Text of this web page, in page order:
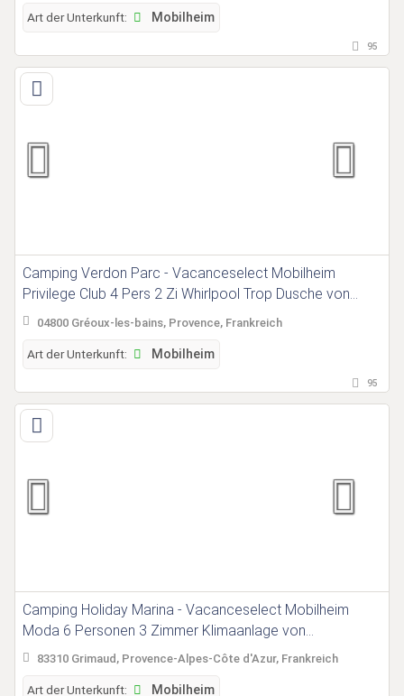
Art der Unterkunft: Mobilheim
95
Camping Verdon Parc - Vacanceselect Mobilheim
Privilege Club 4 Pers 2 Zi Whirlpool Trop Dusche von
Vacanceselect auf Camping Verdon Parc
04800 Gréoux-les-bains, Provence, Frankreich
Art der Unterkunft: Mobilheim
95
Camping Holiday Marina - Vacanceselect Mobilheim
Moda 6 Personen 3 Zimmer Klimaanlage von
Vacanceselect auf Camping Holiday Marina
83310 Grimaud, Provence-Alpes-Côte d'Azur, Frankreich
Art der Unterkunft: Mobilheim